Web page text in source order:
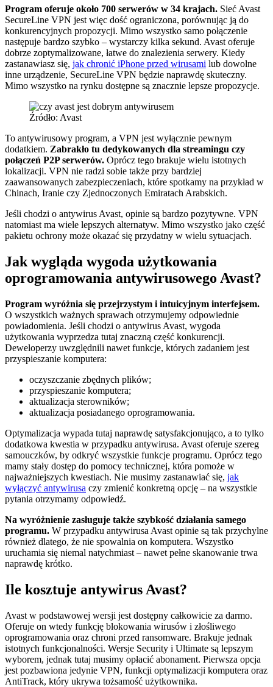
Program oferuje około 700 serwerów w 34 krajach. Sieć Avast
SecureLine VPN jest więc dość ograniczona, porównując ją do
konkurencyjnych propozycji. Mimo wszystko samo połączenie
następuje bardzo szybko – wystarczy kilka sekund. Avast oferuje
dobrze zoptymalizowane, łatwe do znalezienia serwery. Kiedy
zastanawiasz się, jak chronić iPhone przed wirusami lub dowolne
inne urządzenie, SecureLine VPN będzie naprawdę skuteczny.
Mimo wszystko na rynku dostępne są znacznie lepsze propozycje.
Źródło: Avast
To antywirusowy program, a VPN jest wyłącznie pewnym
dodatkiem. Zabrakło tu dedykowanych dla streamingu czy
połączeń P2P serwerów. Oprócz tego brakuje wielu istotnych
lokalizacji. VPN nie radzi sobie także przy bardziej
zaawansowanych zabezpieczeniach, które spotkamy na przykład w
Chinach, Iranie czy Zjednoczonych Emiratach Arabskich.
Jeśli chodzi o antywirus Avast, opinie są bardzo pozytywne. VPN
natomiast ma wiele lepszych alternatyw. Mimo wszystko jako część
pakietu ochrony może okazać się przydatny w wielu sytuacjach.
Jak wygląda wygoda użytkowania
oprogramowania antywirusowego Avast?
Program wyróżnia się przejrzystym i intuicyjnym interfejsem.
O wszystkich ważnych sprawach otrzymujemy odpowiednie
powiadomienia. Jeśli chodzi o antywirus Avast, wygoda
użytkowania wyprzedza tutaj znaczną część konkurencji.
Deweloperzy uwzględnili nawet funkcje, których zadaniem jest
przyspieszanie komputera:
oczyszczanie zbędnych plików;
przyspieszanie komputera;
aktualizacja sterowników;
aktualizacja posiadanego oprogramowania.
Optymalizacja wypada tutaj naprawdę satysfakcjonująco, a to tylko
dodatkowa kwestia w przypadku antywirusa. Avast oferuje szereg
samouczków, by odkryć wszystkie funkcje programu. Oprócz tego
mamy stały dostęp do pomocy technicznej, która pomoże w
najważniejszych kwestiach. Nie musimy zastanawiać się, jak
wyłączyć antywirusa czy zmienić konkretną opcję – na wszystkie
pytania otrzymamy odpowiedź.
Na wyróżnienie zasługuje także szybkość działania samego
programu. W przypadku antywirusa Avast opinie są tak przychylne
również dlatego, że nie spowalnia on komputera. Wszystko
uruchamia się niemal natychmiast – nawet pełne skanowanie trwa
naprawdę krótko.
Ile kosztuje antywirus Avast?
Avast w podstawowej wersji jest dostępny całkowicie za darmo.
Oferuje on wtedy funkcję blokowania wirusów i złośliwego
oprogramowania oraz chroni przed ransomware. Brakuje jednak
istotnych funkcjonalności. Wersje Security i Ultimate są lepszym
wyborem, jednak tutaj musimy opłacić abonament. Pierwsza opcja
jest pozbawiona jedynie VPN, funkcji optymalizacji komputera oraz
AntiTrack, który ukrywa tożsamość użytkownika.